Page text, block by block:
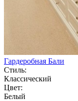
Гардеробная Бали
Стиль:
Классический
Цвет:
Белый